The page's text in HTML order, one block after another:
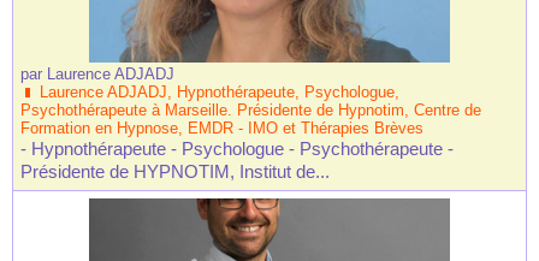
par Laurence ADJADJ
Laurence ADJADJ, Hypnothérapeute, Psychologue,
Psychothérapeute à Marseille. Présidente de Hypnotim, Centre de
Formation en Hypnose, EMDR - IMO et Thérapies Brèves
- Hypnothérapeute - Psychologue - Psychothérapeute -
Présidente de HYPNOTIM, Institut de...